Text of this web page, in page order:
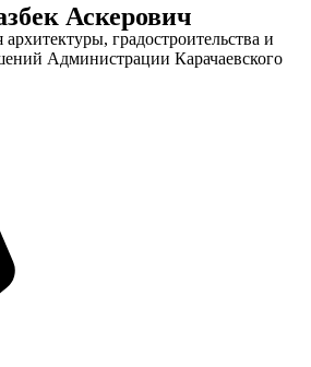
Аскерович
градостроительства и
Администрации Карачаевского